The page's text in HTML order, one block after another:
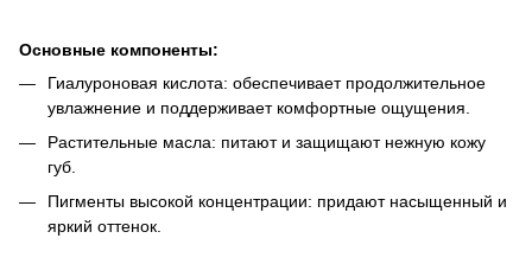
Основные компоненты:
Гиалуроновая кислота: обеспечивает продолжительное
увлажнение и поддерживает комфортные ощущения.
Растительные масла: питают и защищают нежную кожу
губ.
Пигменты высокой концентрации: придают насыщенный и
яркий оттенок.